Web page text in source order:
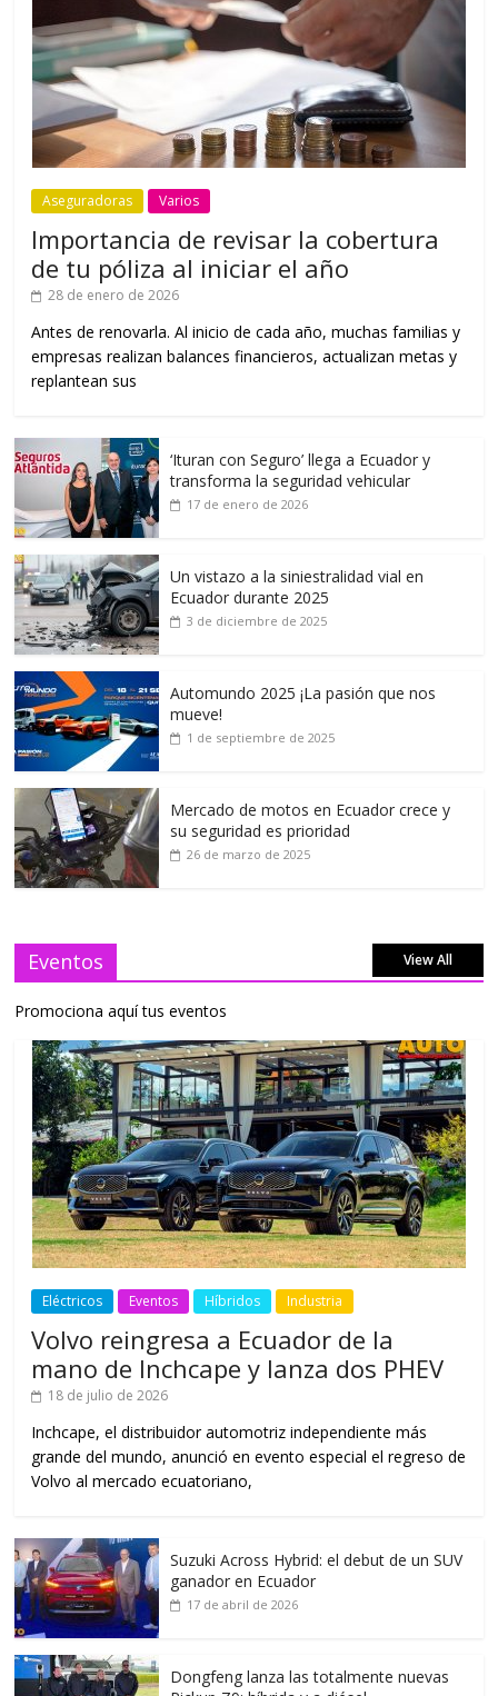
Aseguradoras Varios
Importancia de revisar la cobertura
de tu póliza al iniciar el año
28 de enero de 2026
Antes de renovarla. Al inicio de cada año, muchas familias y
empresas realizan balances financieros, actualizan metas y
replantean sus
‘Ituran con Seguro’ llega a Ecuador y
transforma la seguridad vehicular
17 de enero de 2026
Un vistazo a la siniestralidad vial en
Ecuador durante 2025
3 de diciembre de 2025
Automundo 2025 ¡La pasión que nos
mueve!
1 de septiembre de 2025
Mercado de motos en Ecuador crece y
su seguridad es prioridad
26 de marzo de 2025
Eventos View All
Promociona aquí tus eventos
Eléctricos Eventos Híbridos Industria
Volvo reingresa a Ecuador de la
mano de Inchcape y lanza dos PHEV
18 de julio de 2026
Inchcape, el distribuidor automotriz independiente más
grande del mundo, anunció en evento especial el regreso de
Volvo al mercado ecuatoriano,
Suzuki Across Hybrid: el debut de un SUV
ganador en Ecuador
17 de abril de 2026
Dongfeng lanza las totalmente nuevas